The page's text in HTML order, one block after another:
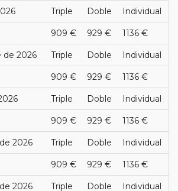
Triple Doble Individual
909 € 929 € 1136 €
de 2026 Triple Doble Individual
909 € 929 € 1136 €
Triple Doble Individual
909 € 929 € 1136 €
2026 Triple Doble Individual
909 € 929 € 1136 €
2026 Triple Doble Individual